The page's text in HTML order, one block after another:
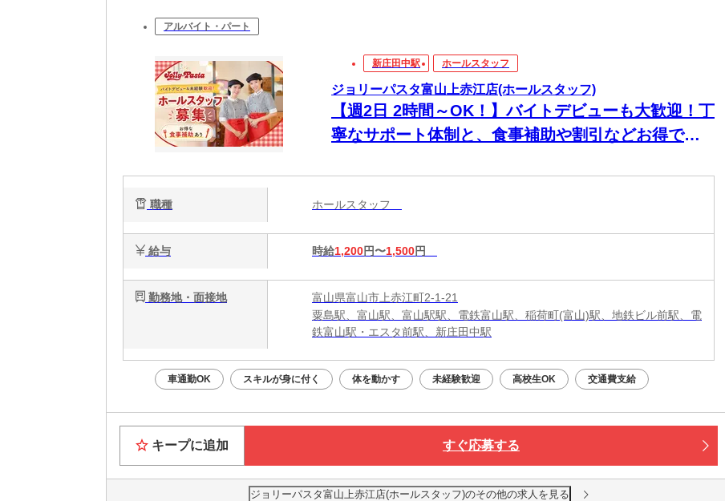
アルバイト・パート
新庄田中駅 ホールスタッフ
ジョリーパスタ富山上赤江店(ホールスタッフ)
【週2日 2時間～OK！】バイトデビューも大歓迎！丁
寧なサポート体制と、食事補助や割引などお得で嬉
職種 ホールスタッフ
給与 時給1,200円〜1,500円
勤務地・面接地
富山県富山市上赤江町2-1-21
粟島駅、富山駅、富山駅駅、電鉄富山駅、稲荷町(富山)駅、地鉄ビル前駅、電
鉄富山駅・エスタ前駅、新庄田中駅
車通勤OK スキルが身に付く 体を動かす 未経験歓迎 高校生OK 交通費支給
キープに追加 すぐ応募する
ジョリーパスタ富山上赤江店(ホールスタッフ)のその他の求人を見る